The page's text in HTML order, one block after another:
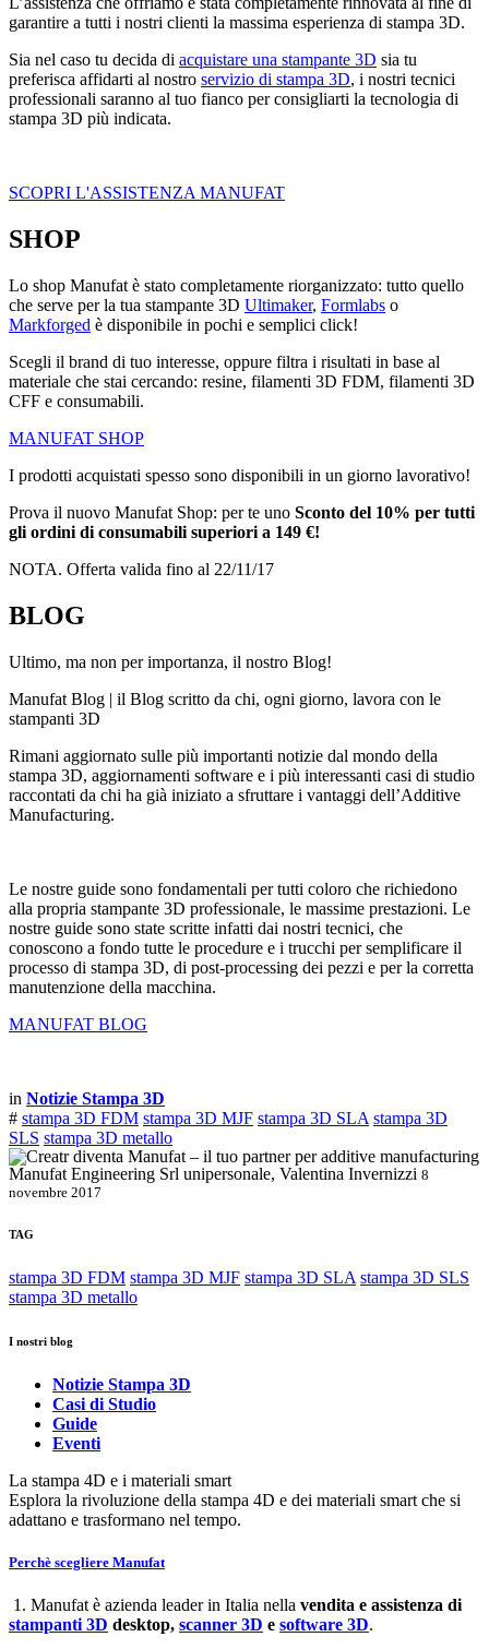
garantire a tutti i nostri clienti la massima esperienza di stampa 3D.
Sia nel caso tu decida di acquistare una stampante 3D sia tu
preferisca affidarti al nostro servizio di stampa 3D, i nostri tecnici
professionali saranno al tuo fianco per consigliarti la tecnologia di
stampa 3D più indicata.
SCOPRI L'ASSISTENZA MANUFAT
SHOP
Lo shop Manufat è stato completamente riorganizzato: tutto quello
che serve per la tua stampante 3D Ultimaker, Formlabs o
Markforged è disponibile in pochi e semplici click!
Scegli il brand di tuo interesse, oppure filtra i risultati in base al
materiale che stai cercando: resine, filamenti 3D FDM, filamenti 3D
CFF e consumabili.
MANUFAT SHOP
I prodotti acquistati spesso sono disponibili in un giorno lavorativo!
Prova il nuovo Manufat Shop: per te uno Sconto del 10% per tutti
gli ordini di consumabili superiori a 149 €!
NOTA. Offerta valida fino al 22/11/17
BLOG
Ultimo, ma non per importanza, il nostro Blog!
Manufat Blog | il Blog scritto da chi, ogni giorno, lavora con le
stampanti 3D
Rimani aggiornato sulle più importanti notizie dal mondo della
stampa 3D, aggiornamenti software e i più interessanti casi di studio
raccontati da chi ha già iniziato a sfruttare i vantaggi dell’Additive
Manufacturing.
Le nostre guide sono fondamentali per tutti coloro che richiedono
alla propria stampante 3D professionale, le massime prestazioni. Le
nostre guide sono state scritte infatti dai nostri tecnici, che
conoscono a fondo tutte le procedure e i trucchi per semplificare il
processo di stampa 3D, di post-processing dei pezzi e per la corretta
manutenzione della macchina.
MANUFAT BLOG
in Notizie Stampa 3D
# stampa 3D FDM stampa 3D MJF stampa 3D SLA stampa 3D
SLS stampa 3D metallo
Manufat Engineering Srl unipersonale, Valentina Invernizzi 8
novembre 2017
TAG
stampa 3D FDM stampa 3D MJF stampa 3D SLA stampa 3D SLS
stampa 3D metallo
I nostri blog
Notizie Stampa 3D
Casi di Studio
Guide
Eventi
La stampa 4D e i materiali smart
Esplora la rivoluzione della stampa 4D e dei materiali smart che si
adattano e trasformano nel tempo.
Perchè scegliere Manufat
1. Manufat è azienda leader in Italia nella vendita e assistenza di
stampanti 3D desktop, scanner 3D e software 3D.